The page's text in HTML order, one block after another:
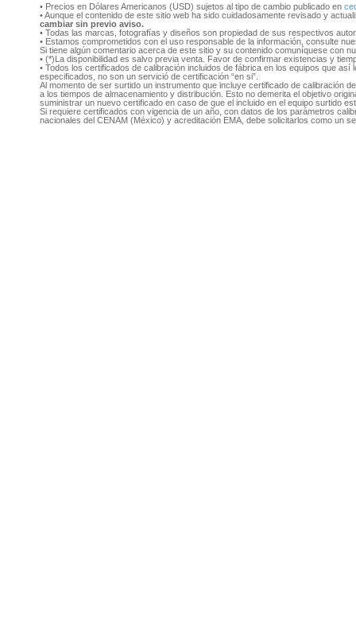
• Precios en Dólares Americanos (USD) sujetos al tipo de cambio publicado en
• Aunque el contenido de este sitio web ha sido cuidadosamente revisado y
cambiar sin previo aviso.
• Todas las marcas, fotografías y diseños son propiedad de sus respectivos
• Estamos comprometidos con el uso responsable de la información, consulte
Si tiene algún comentario acerca de este sitio y su contenido comuníquese con
• (*)La disponibilidad es salvo previa venta. Favor de confirmar existencias y
• Todos los certificados de calibración incluidos de fábrica en los equipos que
especificados, no son un servició de certificación “en si”.
Al momento de ser surtido un instrumento que incluye certificado de calibración
a los tiempos de almacenamiento y distribución. Esto no demerita el objetivo
suministrar un nuevo certificado en caso de que el incluido en el equipo surtido
Si requiere certificados con vigencia de un año, con datos de los parámetros
nacionales del CENAM (México) y acreditación EMA, debe solicitarlos como un